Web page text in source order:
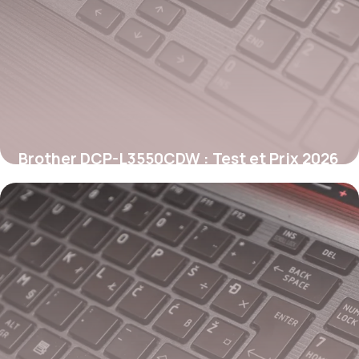
Brother DCP-L3550CDW : Test et Prix 2026
25 mai 2026